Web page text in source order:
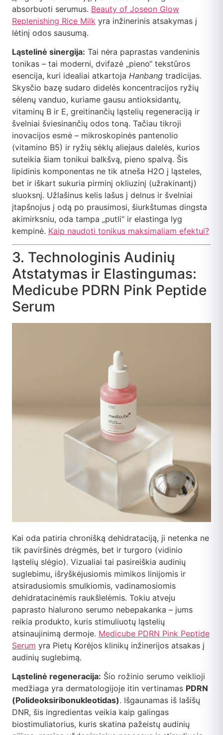
absorbuoti serumus. Beauty of Joseon Glow
Replenishing Rice Milk yra inžinerinis atsakymas į
lėtinį odos sausumą.
Ląstelinė sinergija: Tai nėra paprastas vandeninis
tonikas – tai moderni, dvifazė „pieno“ tekstūros
esencija, kuri idealiai atkartoja Hanbang tradicijas.
Skysčio bazę sudaro didelės koncentracijos ryžių
sėlenų vanduo, kuriame gausu antioksidantų,
vitaminų B ir E, greitinančių ląstelių regeneraciją ir
švelniai šviesinančių odos toną. Tačiau tikroji
inovacijos esmė – mikroskopinės pantenolio
(vitamino B5) ir ryžių sėklų aliejaus dalelės, kurios
suteikia šiam tonikui balkšvą, pieno spalvą. Šis
lipidinis komponentas ne tik atneša H2O į ląsteles,
bet ir iškart sukuria pirminį okliuzinį (užrakinantį)
sluoksnį. Užlašinus kelis lašus į delnus ir švelniai
įtapšnojus į odą po prausimosi, šiurkštumas dingsta
akimirksniu, oda tampa „putli“ ir elastinga lyg
kempinė. Kaip naudoti tonikus maksimaliam efektui?
3. Technologinis Audinių
Atstatymas ir Elastingumas:
Medicube PDRN Pink Peptide
Serum
Kai oda patiria chronišką dehidrataciją, ji netenka ne
tik paviršinės drėgmės, bet ir turgoro (vidinio
ląstelių slėgio). Vizualiai tai pasireiškia audinių
suglebimu, išryškėjusiomis mimikos linijomis ir
atsiradusiomis smulkiomis, vadinamosiomis
dehidratacinėmis raukšlelėmis. Tokiu atveju
paprasto hialurono serumo nebepakanka – jums
reikia produkto, kuris stimuliuotų ląstelių
atsinaujinimą dermoje. Medicube PDRN Pink Peptide
Serum yra Pietų Korėjos klinikų inžinerijos atsakas į
audinių suglebimą.
Ląstelinė regeneracija: Šio rožinio serumo veiklioji
medžiaga yra dermatologijoje itin vertinamas PDRN
(Polideoksiribonukleotidas). Išgaunamas iš lašišų
DNR, šis ingredientas veikia kaip galingas
biostimuliatorius, kuris skatina pažeistų audinių